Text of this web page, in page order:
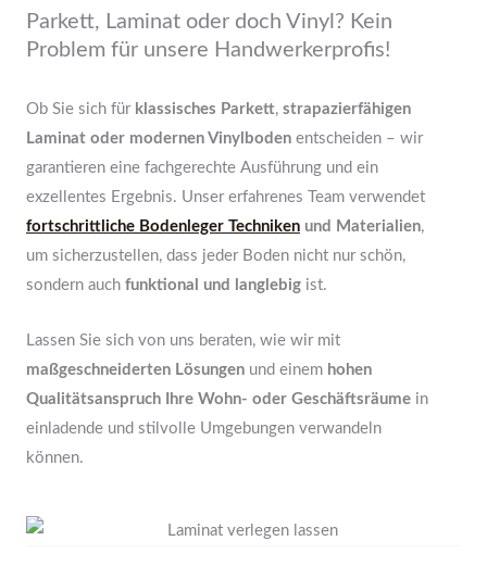
Parkett, Laminat oder doch Vinyl? Kein
Problem für unsere Handwerkerprofis!
Ob Sie sich für klassisches Parkett, strapazierfähigen
Laminat oder modernen Vinylboden entscheiden – wir
garantieren eine fachgerechte Ausführung und ein
exzellentes Ergebnis. Unser erfahrenes Team verwendet
fortschrittliche Bodenleger Techniken und Materialien,
um sicherzustellen, dass jeder Boden nicht nur schön,
sondern auch funktional und langlebig ist.
Lassen Sie sich von uns beraten, wie wir mit
maßgeschneiderten Lösungen und einem hohen
Qualitätsanspruch Ihre Wohn- oder Geschäftsräume in
einladende und stilvolle Umgebungen verwandeln
können.